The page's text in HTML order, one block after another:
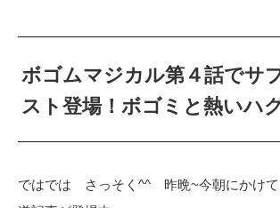
ボゴムマジカル第４話でサ
スト登場！ボゴミと熱いハ
ではでは さっそく^^ 昨晩~今朝にかけて